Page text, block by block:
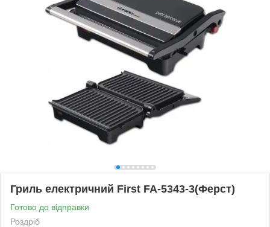
Гриль електричний First FA-5343-3(Ферст)
Готово до відправки
Роздріб